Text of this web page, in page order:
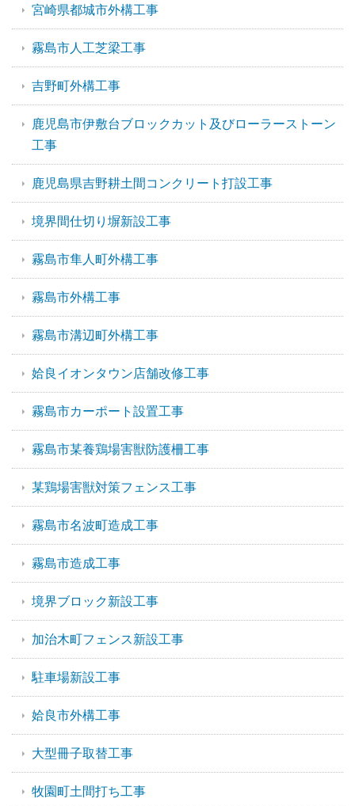
宮崎県都城市外構工事
霧島市人工芝梁工事
吉野町外構工事
鹿児島市伊敷台ブロックカット及びローラーストーン
工事
鹿児島県吉野耕土間コンクリート打設工事
境界間仕切り塀新設工事
霧島市隼人町外構工事
霧島市外構工事
霧島市溝辺町外構工事
姶良イオンタウン店舗改修工事
霧島市カーポート設置工事
霧島市某養鶏場害獣防護柵工事
某鶏場害獣対策フェンス工事
霧島市名波町造成工事
霧島市造成工事
境界ブロック新設工事
加治木町フェンス新設工事
駐車場新設工事
姶良市外構工事
大型冊子取替工事
牧園町土間打ち工事